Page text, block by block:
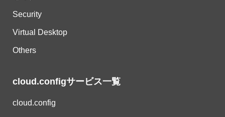
Security
Virtual Desktop
Others
cloud.configサービス一覧
cloud.config